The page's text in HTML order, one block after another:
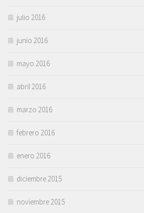
julio 2016
junio 2016
mayo 2016
abril 2016
marzo 2016
febrero 2016
enero 2016
diciembre 2015
noviembre 2015